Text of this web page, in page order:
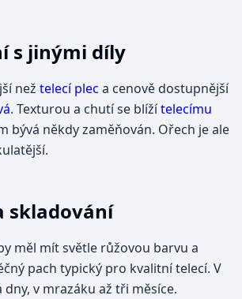
s jinými díly
než telecí plec a cenově dostupnější
. Texturou a chutí se blížítelecímu
bývá někdy zaměňován. Ořech je ale
skladování
měl mít světle růžovou barvu a
pach typický pro kvalitní telecí. V
dny, v mrazáku až tři měsíce.